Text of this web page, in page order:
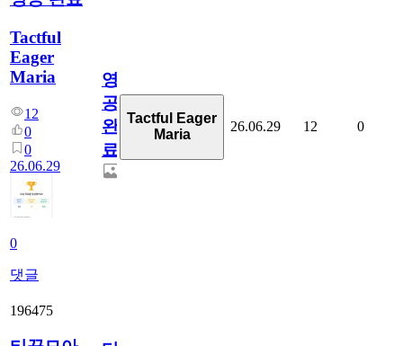
Tactful
Eager
Maria
12
0
0
26.06.29
0
댓글
영
공
완
료
Tactful Eager
Maria
26.06.29 12 0
196475